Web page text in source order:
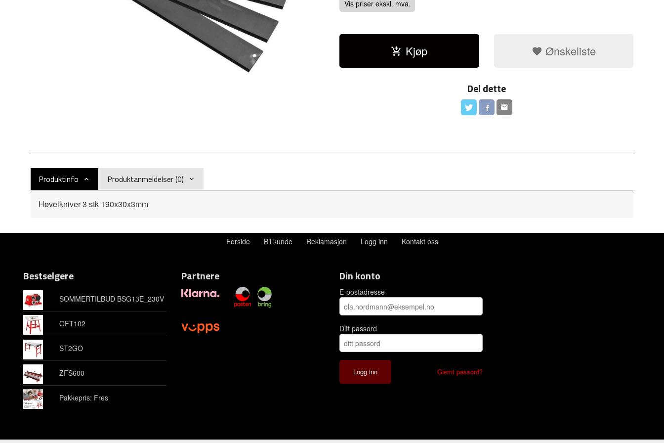
Vis priser ekskl. mva.
Kjøp Ønskeliste
Del dette
Produktinfo Produktanmeldelser (0)
Høvelkniver 3 stk 190x30x3mm
Forside Bli kunde Reklamasjon Logg inn Kontakt oss
Bestselgere
SOMMERTILBUD BSG13E_230V
OFT102
ST2GO
ZFS600
Pakkepris: Fres
Partnere Din konto
E-postadresse
Ditt passord
Glemt passord?